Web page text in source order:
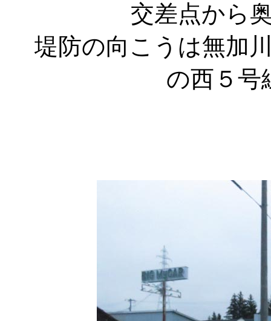
交差点から
堤防の向こうは無加
の西５号